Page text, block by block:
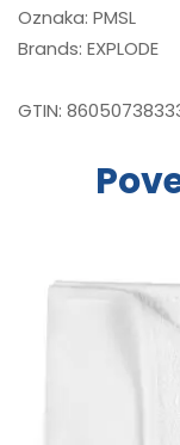
Oznaka: PMSL
Brands: EXPLODE
GTIN: